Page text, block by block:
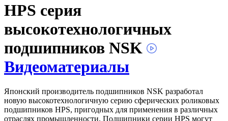
HPS серия
высокотехнологичных
подшипников NSK
Видеоматериалы
Японский производитель подшипников NSK разработал
новую высокотехнологичную серию сферических роликовых
подшипников HPS, пригодных для применения в различных
отраслях промышленности. Подшипники серии HPS могут